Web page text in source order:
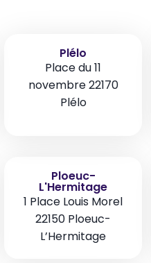
Plélo
Place du 11
novembre 22170
Plélo
Ploeuc-
L'Hermitage
1 Place Louis Morel
22150 Ploeuc-
L’Hermitage